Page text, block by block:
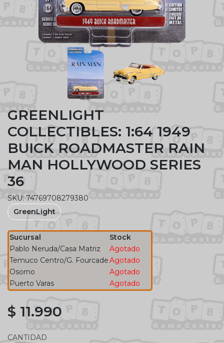
GREENLIGHT
COLLECTIBLES: 1:64 1949
BUICK ROADMASTER RAIN
MAN HOLLYWOOD SERIES
36
SKU: 74769708279380
GreenLight
Sucursal
Stock
Pablo Neruda/Casa Matriz
Agotado
Temuco Centro/G. FourcadeAgotado
Osorno
Agotado
Puerto Varas
Agotado
$ 11.990
CANTIDAD